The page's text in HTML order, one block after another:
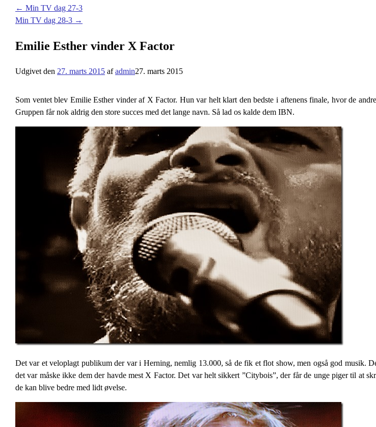
← Min TV dag 27-3
Min TV dag 28-3 →
Emilie Esther vinder X Factor
Udgivet den 27. marts 2015 afadmin27. marts 2015
Som ventet blev Emilie Esther vinder af X Factor. Hun var helt klart den bedste i aftenens finale, hvor de
Gruppen får nok aldrig den store succes med det lange navn. Så lad os kalde dem IBN.
Det var et veloplagt publikum der var i Herning, nemlig 13.000, så de fik et flot show, men også god musik.
det var måske ikke dem der havde mest X Factor. Det var helt sikkert ”Citybois”, der får de unge piger til at
de kan blive bedre med lidt øvelse.